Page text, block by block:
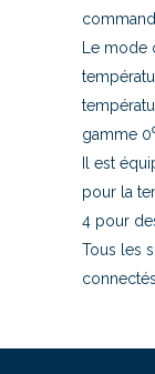
Le
gamme
Il est
pour la
4 pour
Tous les